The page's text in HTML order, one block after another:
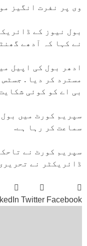
وی پر نفرت انگیز
بول نیوز کے
نے کہا کہ آدھے
ادھر بول کی اپیل
بی اے کو کوئی
سپریم کورٹ میں
سماعت کر رہا ہے.
سپریم کورٹ نے
ڈائریکٹر نے
Facebook
Twitter